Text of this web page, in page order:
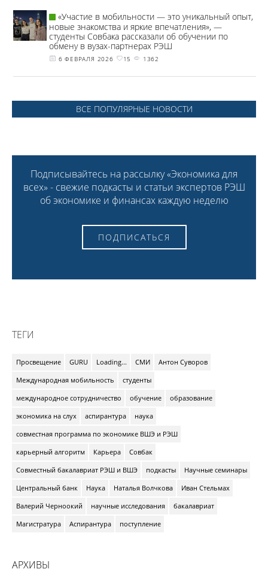
«Участие в мобильности — это уникальный опыт,
новые знакомства и яркие впечатления», —
студенты Совбака рассказали об обучении по
обмену в вузах-партнерах РЭШ
6 ФЕВРАЛЯ 2026 15 1362
ВСЕ ПОПУЛЯРНЫЕ НОВОСТИ
Подписывайтесь на рассылку «Экономика для
всех» - свежие подкасты и статьи экспертов РЭШ
об экономике и финансах каждую неделю
ПОДПИСАТЬСЯ
ТЕГИ
Просвещение GURU Loading... СМИ
Антон Суворов
Международная мобильность
студенты
международное сотрудничество
обучение
образование
экономика на слух
аспирантура
наука
совместная программа по экономике ВШЭ и РЭШ
карьерный алгоритм
Карьера
Совбак
Совместный бакалавриат РЭШ и ВШЭ
подкасты
Научные семинары
Центральный банк
Наука Наталья Волчкова
Иван Стельмах
Валерий Черноокий
научные исследования
бакалавриат
Магистратура
Аспирантура поступление
АРХИВЫ